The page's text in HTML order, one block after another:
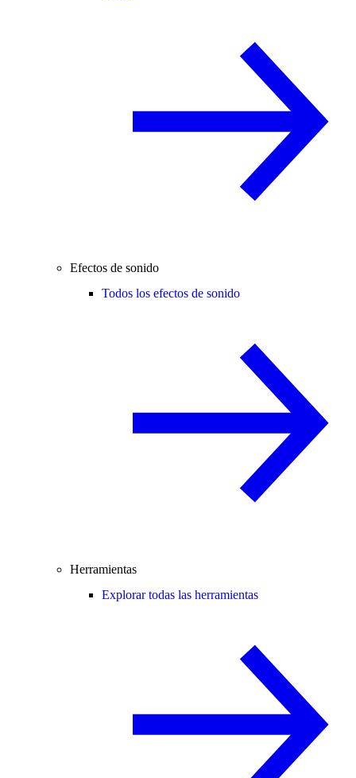
Efectos de sonido
Todos los efectos de sonido
Herramientas
Explorar todas las herramientas